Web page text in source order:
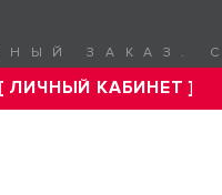
ЗАКАЗ.
[ ЛИЧНЫЙ КАБИНЕТ ]